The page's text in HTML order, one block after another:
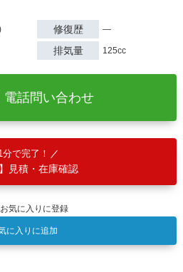
修復歴 ―
排気量 125cc
電話問い合わせ
分で完了！
】見積・在庫確認
気に入りに登録
に入りに追加